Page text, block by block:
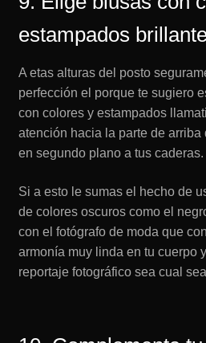
estampados
A etas alturas del posto
perfección el porque te sugiero
con colores y estampados
atención hacia la parte de arriba
en segundo plano a tus caderas.
Si a esto le sumas el hecho de
de colores oscuros como el
con el fotógrafo de moda que
armonía muy linda en tu cuerpo
reportaje fotográfico sea cual